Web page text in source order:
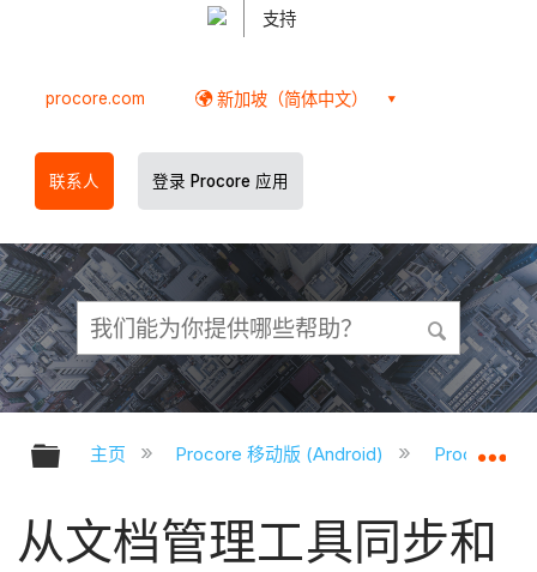
支持
procore.com 新加坡（简体中文）
联系人 登录 Procore 应用
扩展/隐缩全局层次
主页 Procore 移动版 (Android) Procore
从文档管理工具同步和